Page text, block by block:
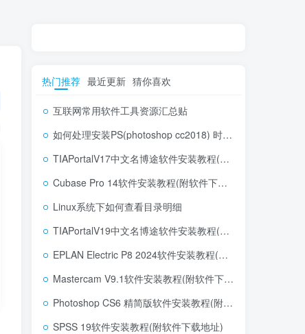
热门推荐 最近更新 猜你喜欢
互联网常用软件工具资源汇总贴
如何处理安装PS(photoshop cc2018) 时，提示系统或者IE浏览器需要升级
TIAPortalV17中文名博途软件安装教程(附软件下载地址)
Cubase Pro 14软件安装教程(附软件下载地址)
Linux系统下如何查看目录明细
TIAPortalV19中文名博途软件安装教程(附软件下载地址)
EPLAN Electric P8 2024软件安装教程(附软件下载地址)
Mastercam V9.1软件安装教程(附软件下载地址)
Photoshop CS6 精简版软件安装教程(附软件下载地址)
SPSS 19软件安装教程(附软件下载地址)